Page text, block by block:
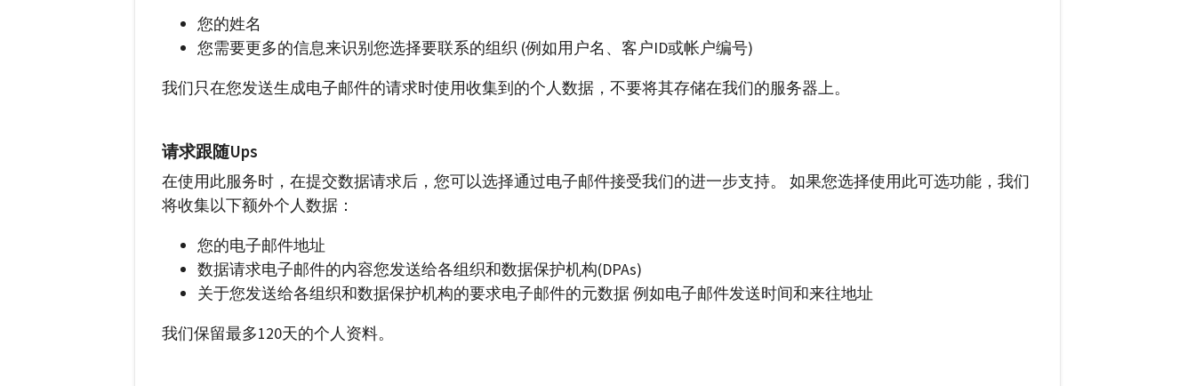
您的姓名
您需要更多的信息来识别您选择要联系的组织 (例如用户名、客户ID或帐户编号)
我们只在您发送生成电子邮件的请求时使用收集到的个人数据，不要将其存储在我们的服务器上。
请求跟随Ups
在使用此服务时，在提交数据请求后，您可以选择通过电子邮件接受我们的进一步支持。 如果您选择使用此可选功能，我们
将收集以下额外个人数据：
您的电子邮件地址
数据请求电子邮件的内容您发送给各组织和数据保护机构(DPAs)
关于您发送给各组织和数据保护机构的要求电子邮件的元数据 例如电子邮件发送时间和来往地址
我们保留最多120天的个人资料。